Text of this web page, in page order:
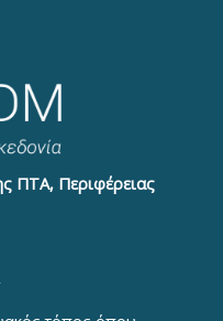
ΠΤΑ, Περιφέρειας